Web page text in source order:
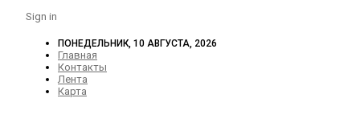
Sign in
ПОНЕДЕЛЬНИК, 10 АВГУСТА, 2026
Главная
Контакты
Лента
Карта